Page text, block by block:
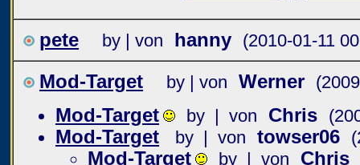
pete by | von hanny (2010-01-11
Mod-Target by | von Werner
Mod-Target by | von Chris
Mod-Target by | von towser06
Mod-Target by | von Chris